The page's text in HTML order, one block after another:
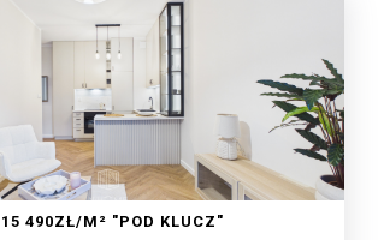
490ZŁ/M² "POD KLUCZ"